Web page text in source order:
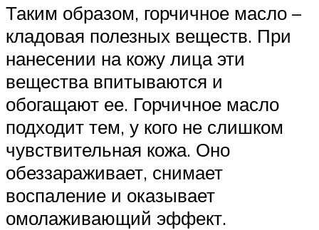
Таким образом, горчичное масло –
кладовая полезных веществ. При
нанесении на кожу лица эти
вещества впитываются и
обогащают ее. Горчичное масло
подходит тем, у кого не слишком
чувствительная кожа. Оно
обеззараживает, снимает
воспаление и оказывает
омолаживающий эффект.